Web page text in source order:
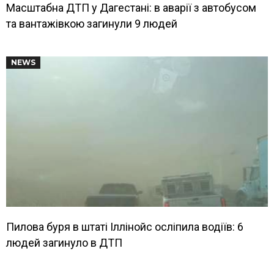
Масштабна ДТП у Дагестані: в аварії з автобусом
та вантажівкою загинули 9 людей
NEWS
Пилова буря в штаті Іллінойс осліпила водіїв: 6
людей загинуло в ДТП